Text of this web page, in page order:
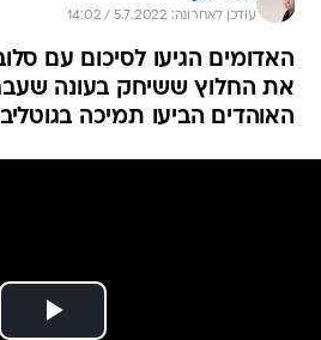
עודכן לאחרונה: 5.7.2022 / 14:02
האדומים הגיעו לסיכום עם
את החלוץ ששיחק בעונה
האוהדים הביעו תמיכה בגוטליב